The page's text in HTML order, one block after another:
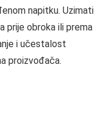
napitku. Uzimati
prije obroka ili prema
i učestalost
proizvođača.